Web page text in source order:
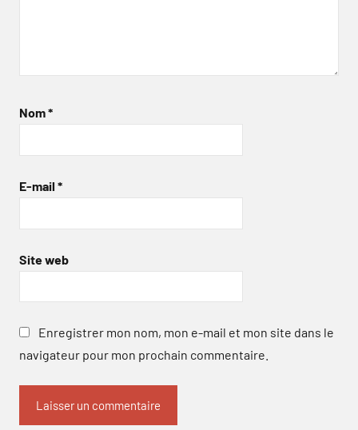
Nom*
E-mail *
Site web
Enregistrer mon nom, mon e-mail et mon site dans le
navigateur pour mon prochain commentaire.